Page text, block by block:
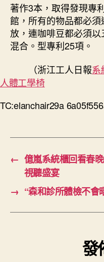
著作3本，取得發現專
館，所有的物品都必
放，連咖啡豆都必須
混合。型專利25項。
（浙江工人日報系
人體工學椅
TC:elanchair29a
← 億嵐系統櫃回看春
視聽盛宴
→ “森和診所體檢不會
發